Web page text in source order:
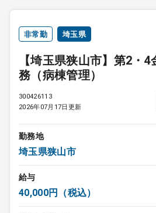
非常勤 埼玉県
【埼玉県狭山市】第2
務（病棟管理）
300426113
2026年07月17日更新
勤務地
埼玉県狭山市
給与
40,000円（税込）